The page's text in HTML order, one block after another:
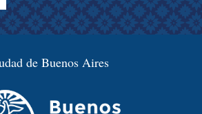
de Buenos Aires